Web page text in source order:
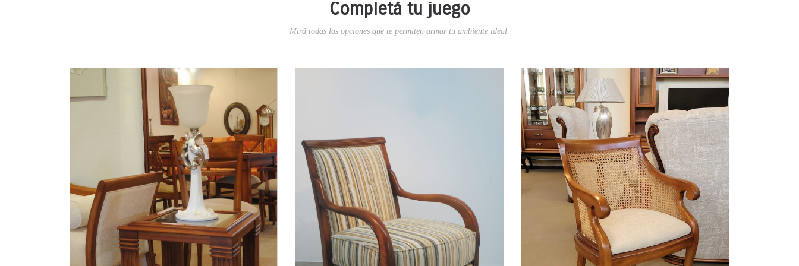
Completá tu juego
Mirá todas las opciones que te permiten armar tu ambiente ideal.